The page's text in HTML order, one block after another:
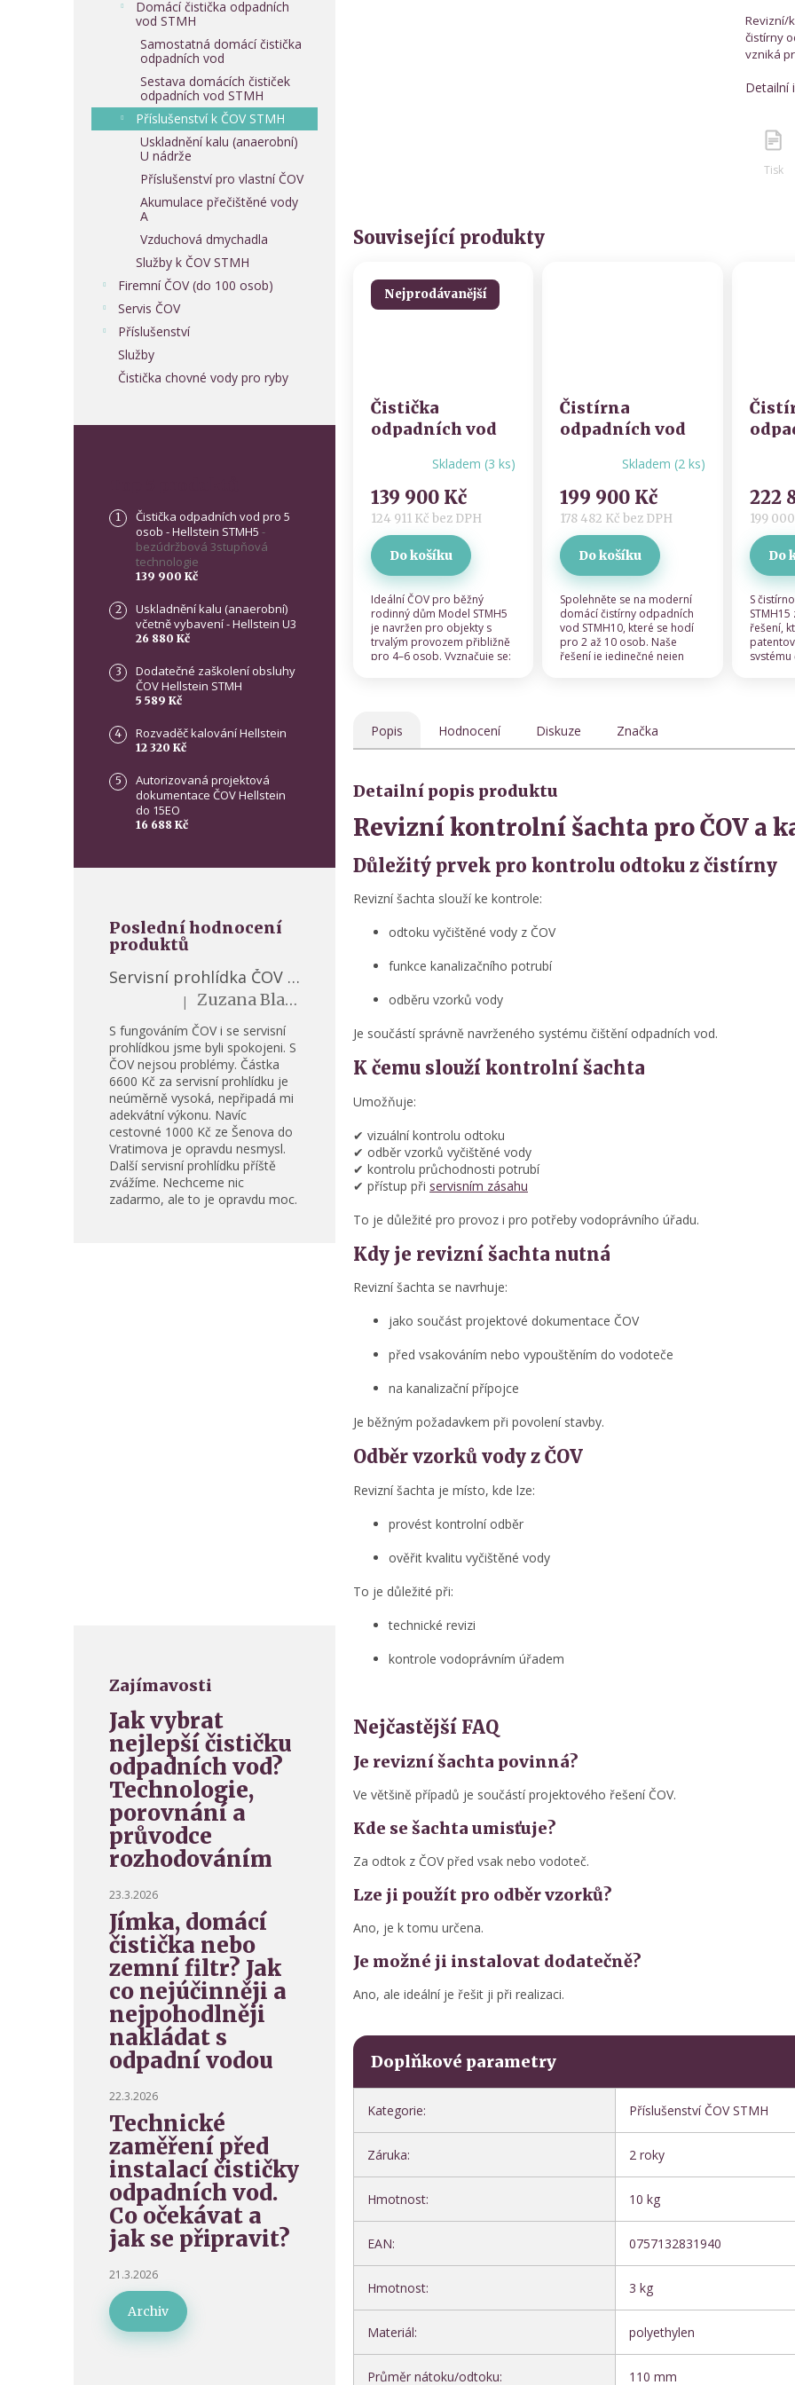
Domácí čistička odpadních
vod STMH
Samostatná domácí čistička
odpadních vod
Sestava domácích čističek
odpadních vod STMH
Příslušenství k ČOV STMH
Uskladnění kalu (anaerobní)
U nádrže
Příslušenství pro vlastní ČOV
Akumulace přečištěné vody
A
Vzduchová dmychadla
Služby k ČOV STMH
Firemní ČOV (do 100 osob)
Servis ČOV
Příslušenství
Služby
Čistička chovné vody pro ryby
Čistička odpadních vod pro 5
osob - Hellstein STMH5 -
bezúdržbová 3stupňová
technologie
139 900 Kč
Uskladnění kalu (anaerobní)
včetně vybavení - Hellstein U3
26 880 Kč
Dodatečné zaškolení obsluhy
ČOV Hellstein STMH
5 589 Kč
Rozvaděč kalování Hellstein
12 320 Kč
Autorizovaná projektová
dokumentace ČOV Hellstein
do 15EO
16 688 Kč
Poslední hodnocení
produktů
Servisní prohlídka ČOV Hellstein STMH (pro 2–15 EO)
Hodnocení produktu je 5 z 5 hvězdiček.
| Zuzana Blahútová
S fungováním ČOV i se servisní
prohlídkou jsme byli spokojeni. S
ČOV nejsou problémy. Částka
6600 Kč za servisní prohlídku je
neúměrně vysoká, nepřipadá mi
adekvátní výkonu. Navíc
cestovné 1000 Kč ze Šenova do
Vratimova je opravdu nesmysl.
Další servisní prohlídku příště
zvážíme. Nechceme nic
zadarmo, ale to je opravdu moc.
Zajímavosti
Jak vybrat
nejlepší čističku
odpadních vod?
Technologie,
porovnání a
průvodce
rozhodováním
23.3.2026
Jímka, domácí
čistička nebo
zemní filtr? Jak
co nejúčinněji a
nejpohodlněji
nakládat s
odpadní vodou
22.3.2026
Technické
zaměření před
instalací čističky
odpadních vod.
Co očekávat a
jak se připravit?
21.3.2026
Archiv
Revizní/
čistírny
vzniká
Detailní
Tisk
Související produkty
Nejprodávanější
Čistička
odpadních vod
Hellstein
STMH5 -
bezúdržbová
3stupňová
technologie
produktu
je
4,8
z 5
hvězdiček.
Skladem(3 ks)
124 911 Kč bez DPH
139 900 Kč
Do košíku
Ideální ČOV pro běžný
rodinný dům Model STMH5
je navržen pro objekty s
trvalým provozem přibližně
pro 4–6 osob. Vyznačuje se:
Čistírna
odpadních vod
Hellstein
STMH10-
bezúdržbová
3stupňová
technologie
Skladem (2 ks)
178 482 Kč bez DPH
199 900 Kč
Do košíku
Spolehněte se na moderní
domácí čistírny odpadních
vod STMH10, které se hodí
pro 2 až 10 osob. Naše
řešení je jedinečné nejen
je
5,0
z 5
199
222
Do
S
řešení,
systému
Popis Hodnocení Diskuze Značka
Detailní popis produktu
Revizní kontrolní šachta pro ČOV a
Důležitý prvek pro kontrolu odtoku z čistírny
Revizní šachta slouží ke kontrole:
odtoku vyčištěné vody z ČOV
funkce kanalizačního potrubí
odběru vzorků vody
Je součástí správně navrženého systému čištění odpadních vod.
K čemu slouží kontrolní šachta
Umožňuje:
✔ vizuální kontrolu odtoku
✔ odběr vzorků vyčištěné vody
✔ kontrolu průchodnosti potrubí
✔ přístup při servisním zásahu
To je důležité pro provoz i pro potřeby vodoprávního úřadu.
Kdy je revizní šachta nutná
Revizní šachta se navrhuje:
jako součást projektové dokumentace ČOV
před vsakováním nebo vypouštěním do vodoteče
na kanalizační přípojce
Je běžným požadavkem při povolení stavby.
Odběr vzorků vody z ČOV
Revizní šachta je místo, kde lze:
provést kontrolní odběr
ověřit kvalitu vyčištěné vody
To je důležité při:
technické revizi
kontrole vodoprávním úřadem
Nejčastější FAQ
Je revizní šachta povinná?
Ve většině případů je součástí projektového řešení ČOV.
Kde se šachta umisťuje?
Za odtok z ČOV před vsak nebo vodoteč.
Lze ji použít pro odběr vzorků?
Ano, je k tomu určena.
Je možné ji instalovat dodatečně?
Ano, ale ideální je řešit ji při realizaci.
Doplňkové parametry
Kategorie: Příslušenství ČOV STMH
Záruka: 2 roky
Hmotnost: 10 kg
EAN: 0757132831940
Hmotnost: 3 kg
Materiál: polyethylen
Průměr nátoku/odtoku: 110 mm